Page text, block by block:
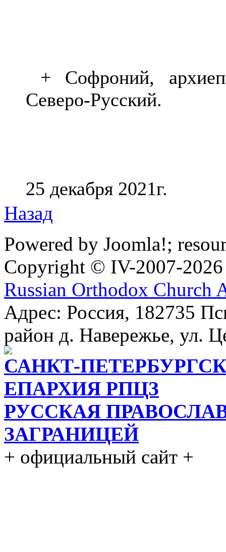
+ Софроний,
Северо-Русский.
25 декабря 2021г.
Назад
Powered by Joomla!;
Copyright © IV-2007-2026
Russian Orthodox Church
Адрес: Россия, 182735
район д. Навережье, ул.
САНКТ-
ЕПАРХИЯ РПЦЗ
РУССКАЯ
ЗАГРАНИЦЕЙ
+ официальный сайт +